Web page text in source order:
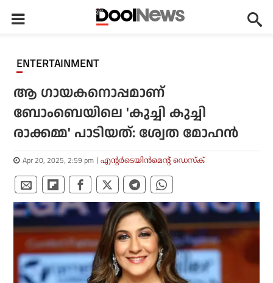
ENTERTAINMENT
ആ ഗായകനൊപ്പമാണ്
ബോംബെയിലെ 'കുച്ചി കുച്ചി
രാക്കമ്മ' പാടിയത്: ശ്വേത മോഹന്‍
Apr 20, 2025, 2:59 pm എന്റര്‍ടെയിന്‍മെന്റ് ഡെസ്‌ക്